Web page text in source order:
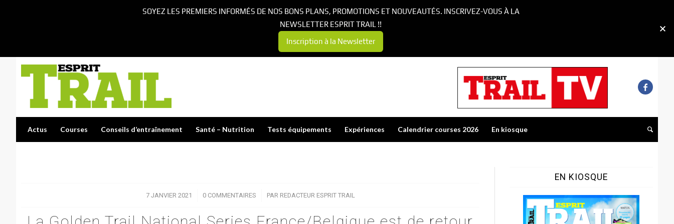
Actus Courses Conseils d’entraînement Santé – Nutrition Tests équipements Expériences Calendrier courses 2026 En kiosque
7 JANVIER 2021
/ 0 COMMENTAIRES
/ PAR REDACTEUR ESPRIT TRAIL
EN KIOSQUE
SOYEZ LES PREMIERS INFORMÉS DE NOS BONS PLANS, PROMOTIONS ET NOUVEAUTÉS. INSCRIVEZ-VOUS À LA
NEWSLETTER ESPRIT TRAIL !!
Inscription à la Newsletter